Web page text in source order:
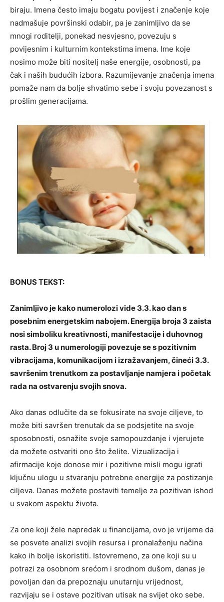
biraju. Imena često imaju bogatu povijest i značenje koje
nadmašuje površinski odabir, pa je zanimljivo da se
mnogi roditelji, ponekad nesvjesno, povezuju s
povijesnim i kulturnim kontekstima imena. Ime koje
nosimo može biti nositelj naše energije, osobnosti, pa
čak i naših budućih izbora. Razumijevanje značenja imena
pomaže nam da bolje shvatimo sebe i svoju povezanost s
prošlim generacijama.
BONUS TEKST:
Zanimljivo je kako numerolozi vide 3.3. kao dan s
posebnim energetskim nabojem. Energija broja 3 zaista
nosi simboliku kreativnosti, manifestacije i duhovnog
rasta. Broj 3 u numerologiji povezuje se s pozitivnim
vibracijama, komunikacijom i izražavanjem, čineći 3.3.
savršenim trenutkom za postavljanje namjera i početak
rada na ostvarenju svojih snova.
Ako danas odlučite da se fokusirate na svoje ciljeve, to
može biti savršen trenutak da se podsjetite na svoje
sposobnosti, osnažite svoje samopouzdanje i vjerujete
da možete ostvariti ono što želite. Vizualizacija i
afirmacije koje donose mir i pozitivne misli mogu igrati
ključnu ulogu u stvaranju potrebne energije za postizanje
ciljeva. Danas možete postaviti temelje za pozitivan ishod
u svakom aspektu života.
Za one koji žele napredak u financijama, ovo je vrijeme da
se posvete analizi svojih resursa i pronalaženju načina
kako ih bolje iskoristiti. Istovremeno, za one koji su u
potrazi za osobnom srećom i srodnom dušom, danas je
povoljan dan da prepoznaju unutarnju vrijednost,
razvijaju se i ostave pozitivan utisak na svijet oko sebe.